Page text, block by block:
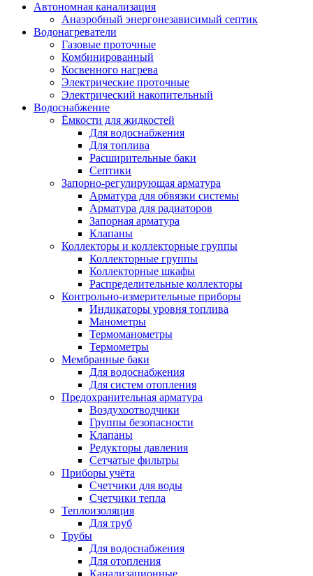
Автономная канализация
Анаэробный энергонезависимый септик
Водонагреватели
Газовые проточные
Комбинированный
Косвенного нагрева
Электрические проточные
Электрический накопительный
Водоснабжение
Ёмкости для жидкостей
Для водоснабжения
Для топлива
Расширительные баки
Септики
Запорно-регулирующая арматура
Арматура для обвязки системы
Арматура для радиаторов
Запорная арматура
Клапаны
Коллекторы и коллекторные группы
Коллекторные группы
Коллекторные шкафы
Распределительные коллекторы
Контрольно-измерительные приборы
Индикаторы уровня топлива
Манометры
Термоманометры
Термометры
Мембранные баки
Для водоснабжения
Для систем отопления
Предохранительная арматура
Воздухоотводчики
Группы безопасности
Клапаны
Редукторы давления
Сетчатые фильтры
Приборы учёта
Счетчики для воды
Счетчики тепла
Теплоизоляция
Для труб
Трубы
Для водоснабжения
Для отопления
Канализационные